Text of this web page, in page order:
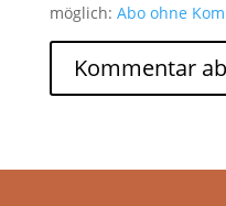
möglich: Abo ohne